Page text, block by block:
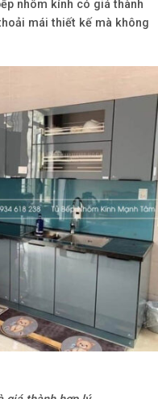
nhôm kính có giá thành
mái thiết kế mà không